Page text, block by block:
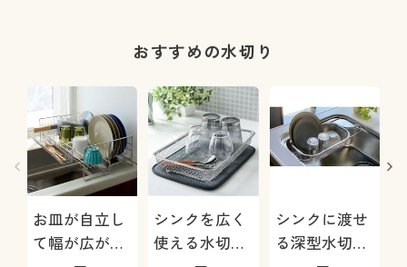
おすすめの水切り
お皿が自立し
て幅が広がる
シンクを広く
使える水切り
シンクに渡せ
る深型水切り